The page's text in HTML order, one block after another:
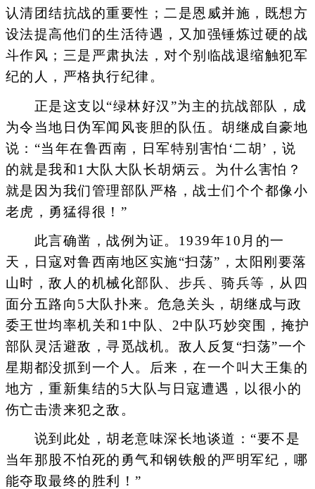
认清团结抗战的重要性；二是恩威并施，既想方
设法提高他们的生活待遇，又加强锤炼过硬的战
斗作风；三是严肃执法，对个别临战退缩触犯军
纪的人，严格执行纪律。
正是这支以“绿林好汉”为主的抗战部队，成
为令当地日伪军闻风丧胆的队伍。胡继成自豪地
说：“当年在鲁西南，日军特别害怕‘二胡’，说
的就是我和1大队大队长胡炳云。为什么害怕？
就是因为我们管理部队严格，战士们个个都像小
老虎，勇猛得很！”
此言确凿，战例为证。1939年10月的一
天，日寇对鲁西南地区实施“扫荡”，太阳刚要落
山时，敌人的机械化部队、步兵、骑兵等，从四
面分五路向5大队扑来。危急关头，胡继成与政
委王世均率机关和1中队、2中队巧妙突围，掩护
部队灵活避敌，寻觅战机。敌人反复“扫荡”一个
星期都没抓到一个人。后来，在一个叫大王集的
地方，重新集结的5大队与日寇遭遇，以很小的
伤亡击溃来犯之敌。
说到此处，胡老意味深长地谈道：“要不是
当年那股不怕死的勇气和钢铁般的严明军纪，哪
能夺取最终的胜利！”